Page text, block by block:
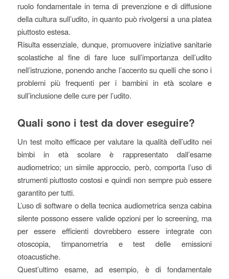
ruolo fondamentale in tema di prevenzione e di diffusione
della cultura sull’udito, in quanto può rivolgersi a una platea
piuttosto estesa.
Risulta essenziale, dunque, promuovere iniziative sanitarie
scolastiche al fine di fare luce sull’importanza dell’udito
nell’istruzione, ponendo anche l’accento su quelli che sono i
problemi più frequenti per i bambini in età scolare e
sull’inclusione delle cure per l’udito.
Quali sono i test da dover eseguire?
Un test molto efficace per valutare la qualità dell’udito nei
bimbi in età scolare è rappresentato dall’esame
audiometrico; un simile approccio, però, comporta l’uso di
strumenti piuttosto costosi e quindi non sempre può essere
garantito per tutti.
L’uso di software o della tecnica audiometrica senza cabina
silente possono essere valide opzioni per lo screening, ma
per essere efficienti dovrebbero essere integrate con
otoscopia, timpanometria e test delle emissioni
otoacustiche.
Quest’ultimo esame, ad esempio, è di fondamentale